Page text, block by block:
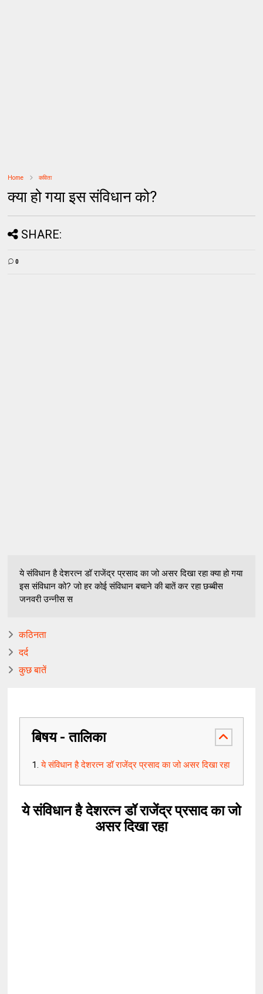
Home कविता
क्या हो गया इस संविधान को?
SHARE:
0
ये संविधान है देशरत्न डॉ राजेंद्र प्रसाद का जो असर दिखा रहा क्या हो गया
इस संविधान को? जो हर कोई संविधान बचाने की बातें कर रहा छब्बीस
जनवरी उन्नीस स
कठिनता
दर्द
कुछ बातें
बिषय - तालिका
ये संविधान है देशरत्न डॉ राजेंद्र प्रसाद का जो असर दिखा रहा
ये संविधान है देशरत्न डॉ राजेंद्र प्रसाद का जो
असर दिखा रहा